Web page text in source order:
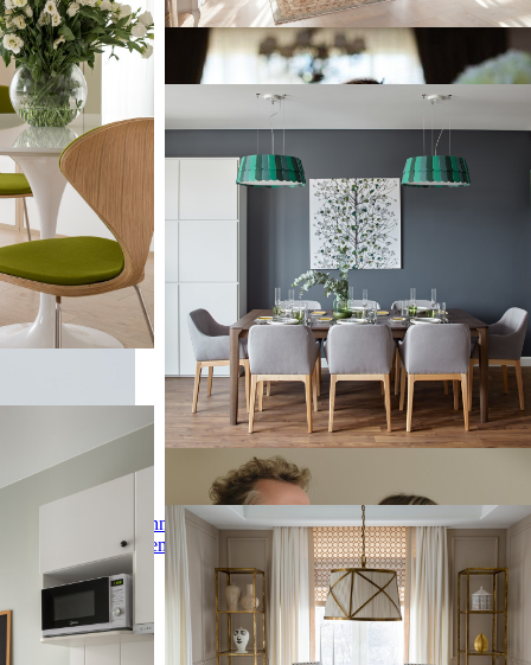
Anna
Demushkina
Скандинавия с тремя детским.
Свежая идея для дизайна: отдельная
столовая среднего размера в
скандинавском стиле с серыми стенами и
паркетным полом среднего тона -
Скандинавия с тремя детским.
столовая в
паркетным
стенами -
Квартира в Петербурге
Свежая идея для дизайна: столовая в стиле
неоклассика (современная классика) с
бежевыми стенами - отличное фото
интерьера
Квартира в Петербурге